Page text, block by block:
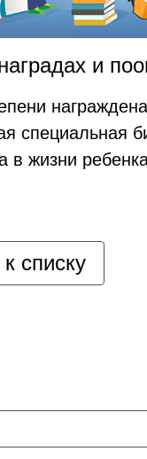
и
в жизни
списку